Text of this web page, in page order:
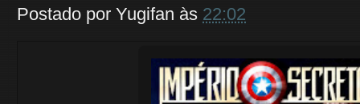
Postado por Yugifan às 22:02